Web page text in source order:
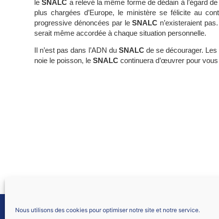
Nous utilisons des cookies pour optimiser notre site et notre service.
leSNALC a relevé la même forme de dédain à l’égard
plus chargées d’Europe, le ministère se félicite au
progressive dénoncées par leSNALC n’existeraient
serait même accordée à chaque situation personnelle.
Il n’est pas dans l’ADN du SNALCde se décourager. Les
noie le poisson, le SNALC continuera d’œuvrer pour vous
SNALC LYON